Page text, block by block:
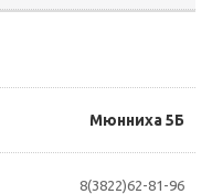
Мюнниха 5Б
8(3822)62-81-96